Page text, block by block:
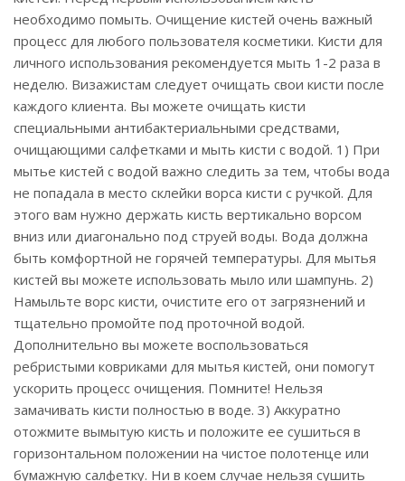
необходимо помыть. Очищение кистей очень важный
процесс для любого пользователя косметики. Кисти для
личного использования рекомендуется мыть 1-2 раза в
неделю. Визажистам следует очищать свои кисти после
каждого клиента. Вы можете очищать кисти
специальными антибактериальными средствами,
очищающими салфетками и мыть кисти с водой. 1) При
мытье кистей с водой важно следить за тем, чтобы вода
не попадала в место склейки ворса кисти с ручкой. Для
этого вам нужно держать кисть вертикально ворсом
вниз или диагонально под струей воды. Вода должна
быть комфортной не горячей температуры. Для мытья
кистей вы можете использовать мыло или шампунь. 2)
Намыльте ворс кисти, очистите его от загрязнений и
тщательно промойте под проточной водой.
Дополнительно вы можете воспользоваться
ребристыми ковриками для мытья кистей, они помогут
ускорить процесс очищения. Помните! Нельзя
замачивать кисти полностью в воде. 3) Аккуратно
отожмите вымытую кисть и положите ее сушиться в
горизонтальном положении на чистое полотенце или
бумажную салфетку. Ни в коем случае нельзя сушить